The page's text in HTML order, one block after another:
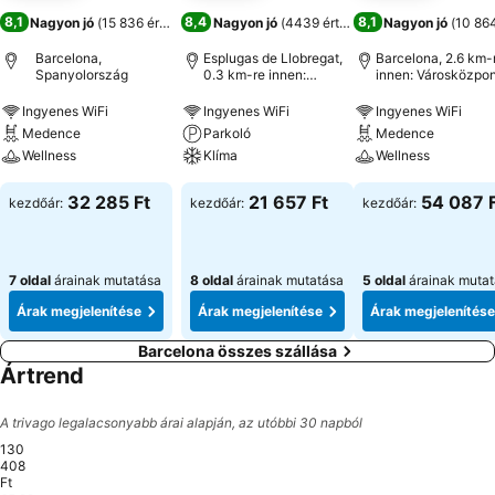
8,1 Nagyon jó (15 836 értékelés)
Barcelona,
Spanyolország
Ingyenes WiFi
Medence
Wellness
kezdőár: 32 285 Ft
7 oldal árainak mutatása
Árak megjelenítése
8,4 Nagyon jó (4439 értékelés)
Esplugas de Llobregat,
0.3 km-re innen:
Ingyenes WiFi
Parkoló
Klíma
kezdőár: 21 657 Ft
8 oldal árainak mutatása
Árak megjelenítése
8,1 Nagyon jó (10
Barcelona, 2.6
innen:
Ingyenes WiFi
Medence
Wellness
kezdőár: 54 087
5 oldal árainak
Árak megjelenítése
Barcelona összes szállása
Ártrend
A trivago legalacsonyabb árai alapján, az utóbbi 30 napból
130
408
Ft